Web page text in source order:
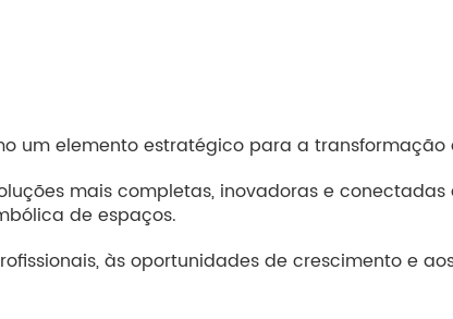
um elemento estratégico para a transformação
mais completas, inovadoras e
de espaços.
às oportunidades de crescimento e